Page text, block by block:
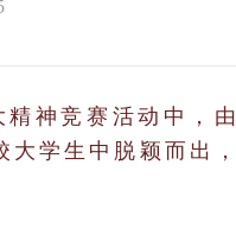
神竞赛活动中，由
学生中脱颖而出，